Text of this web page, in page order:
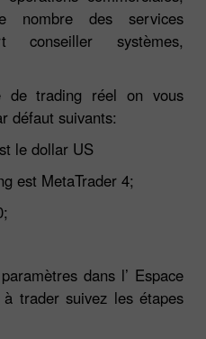
nombre des services
conseiller systèmes,
de trading réel on vous
défaut suivants:
le dollar US
est MetaTrader 4;
dans l’ Espace
trader suivez les étapes